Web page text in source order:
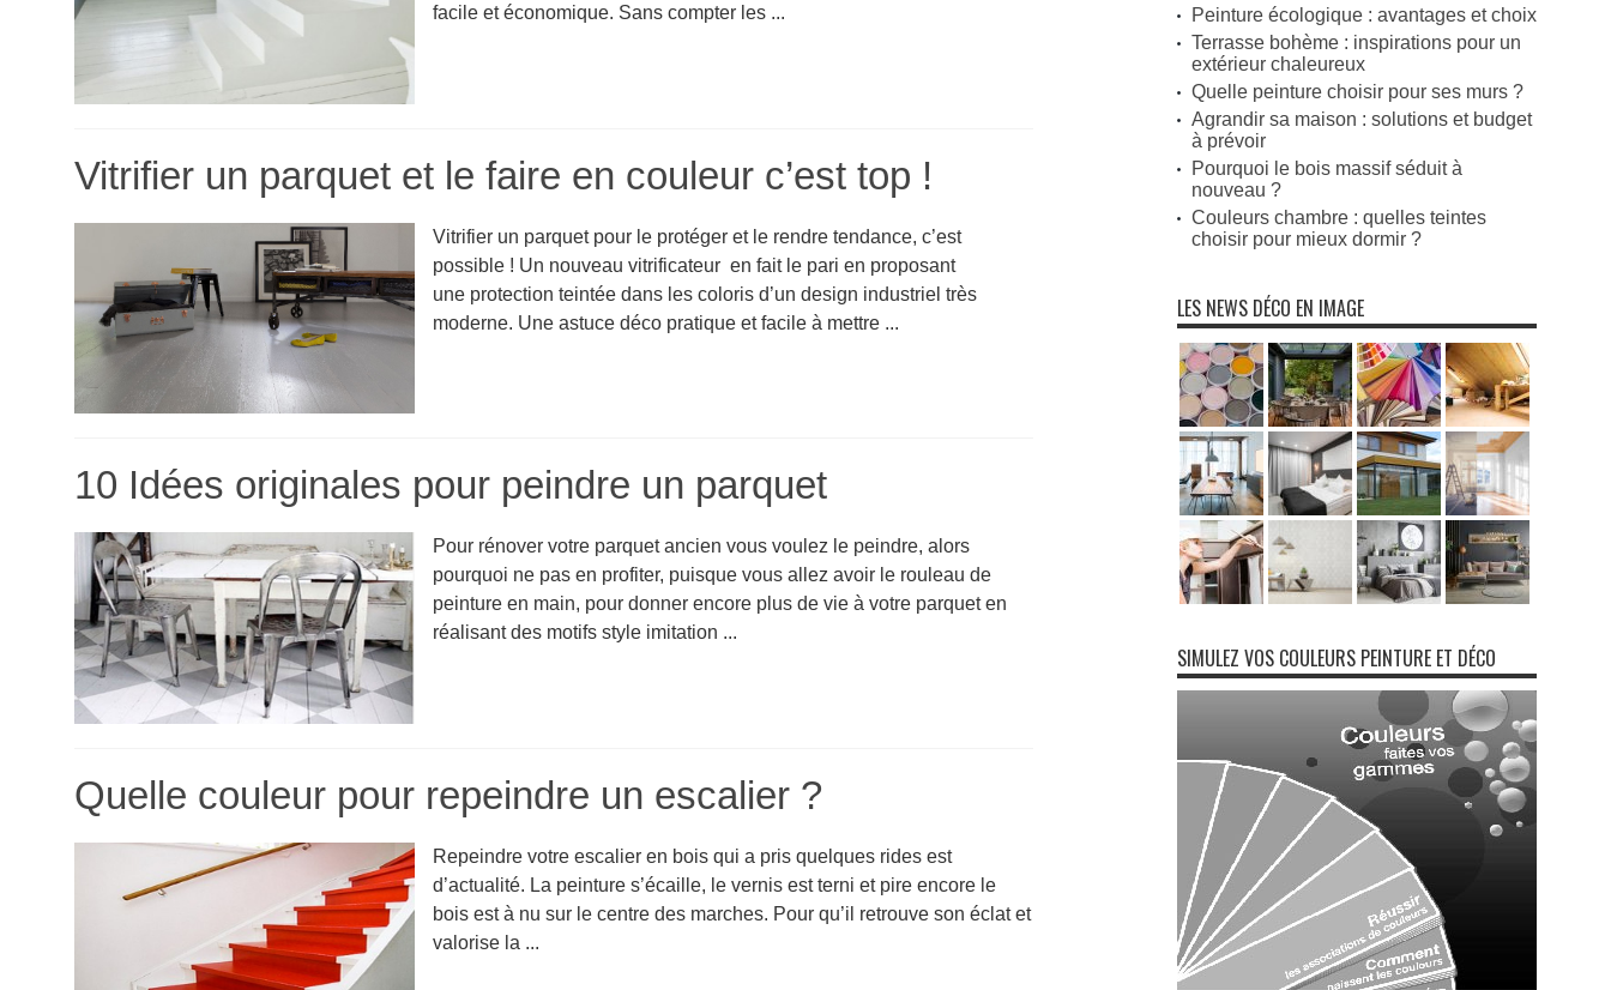
facile et économique. Sans compter les ...
Vitrifier un parquet et le faire en couleur c’est top !
Vitrifier un parquet pour le protéger et le rendre tendance, c’est
possible ! Un nouveau vitrificateur en fait le pari en proposant
une protection teintée dans les coloris d’un design industriel très
moderne. Une astuce déco pratique et facile à mettre ...
10 Idées originales pour peindre un parquet
Pour rénover votre parquet ancien vous voulez le peindre, alors
pourquoi ne pas en profiter, puisque vous allez avoir le rouleau de
peinture en main, pour donner encore plus de vie à votre parquet en
réalisant des motifs style imitation ...
Quelle couleur pour repeindre un escalier ?
Repeindre votre escalier en bois qui a pris quelques rides est
d’actualité. La peinture s’écaille, le vernis est terni et pire encore le
bois est à nu sur le centre des marches. Pour qu’il retrouve son éclat et
valorise la ...
Peinture écologique : avantages et choix
Terrasse bohème : inspirations pour un
extérieur chaleureux
Quelle peinture choisir pour ses murs ?
Agrandir sa maison : solutions et budget
à prévoir
Pourquoi le bois massif séduit à
nouveau ?
Couleurs chambre : quelles teintes
choisir pour mieux dormir ?
LES NEWS DÉCO EN IMAGE
SIMULEZ VOS COULEURS PEINTURE ET DÉCO